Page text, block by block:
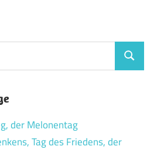
Suchen
der Melonentag
Tag des Friedens, der